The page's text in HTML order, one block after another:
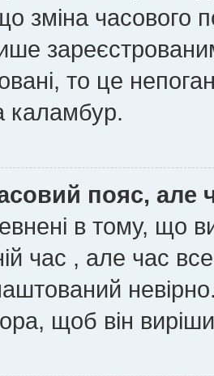
зміна часового
то це
каламбур.
пояс, але
в тому, що
час , але час
щоб він